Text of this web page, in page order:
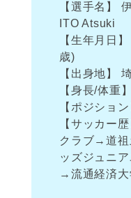
【選手名】
ITO Atsuki
【生年月日
歳)
【出身地】
【身長/体重
【ポジショ
【サッカー
クラブ→道
ッズジュニ
→流通経済